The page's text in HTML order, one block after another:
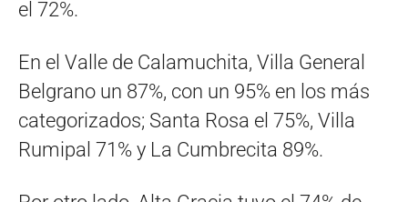
el 72%.
En el Valle de Calamuchita, Villa General
Belgrano un 87%, con un 95% en los más
categorizados; Santa Rosa el 75%, Villa
Rumipal 71% y La Cumbrecita 89%.